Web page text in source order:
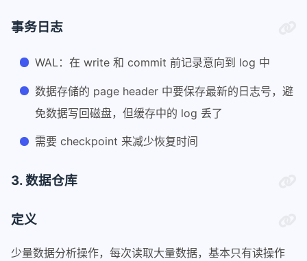
事务日志
WAL：在 write 和 commit 前记录意向到 log 中
数据存储的 page header 中要保存最新的日志号，避
免数据写回磁盘，但缓存中的 log 丢了
需要 checkpoint 来减少恢复时间
3. 数据仓库
定义
少量数据分析操作，每次读取大量数据，基本只有读操作